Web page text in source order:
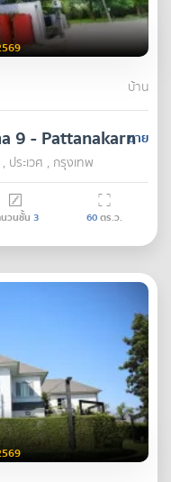
บ้าน
ขาย
9 - Pattanakarn
ระเวศ , กรุงเทพ
วนชั้น 3 60ตร.ว.